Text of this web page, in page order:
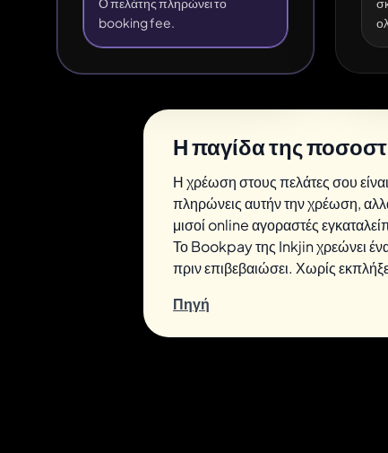
booking fee.
Η παγίδα της
Η χρέωση στους πελάτες σου
πληρώνεις αυτήν την χρέωση,
μισοί online αγοραστές
Το Bookpay της Inkjin χρεώνει
πριν επιβεβαιώσει. Χωρίς
Πηγή